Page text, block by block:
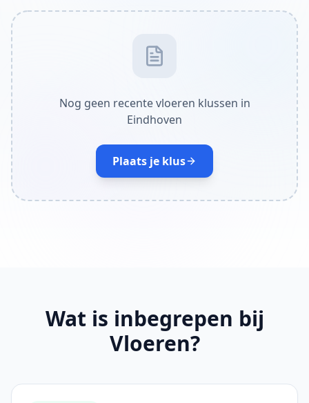
Nog geen recente vloeren klussen in
Eindhoven
Plaats je klus
Wat is inbegrepen bij
Vloeren?